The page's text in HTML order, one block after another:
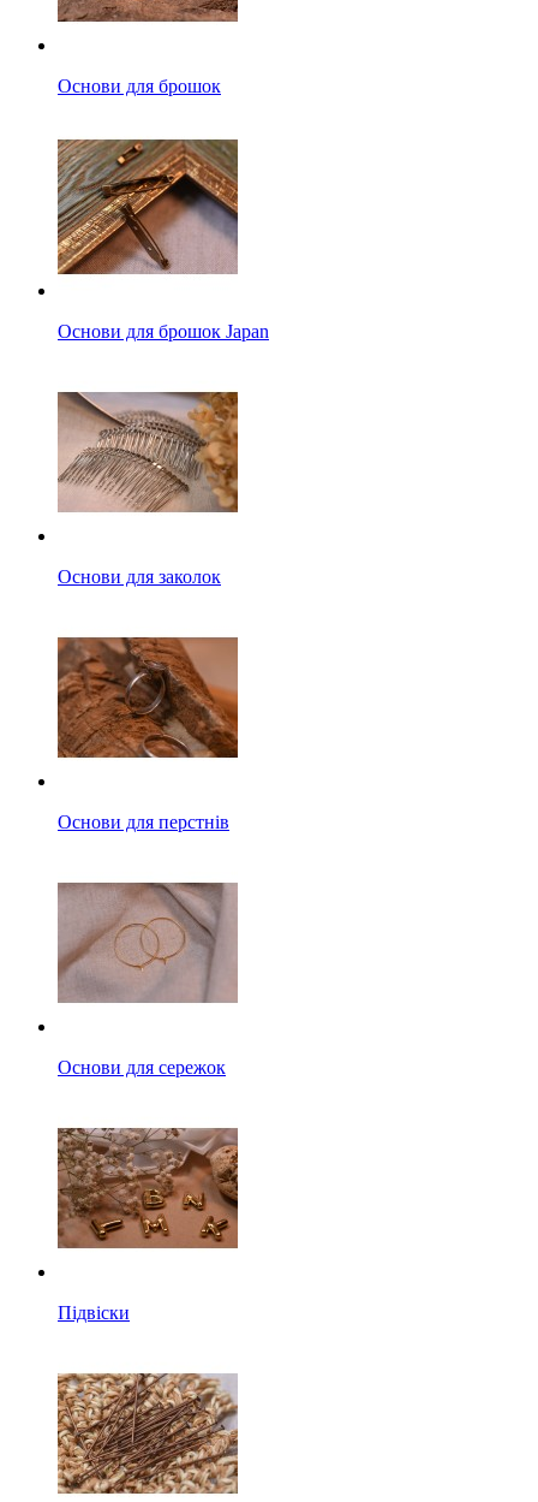
Основи для брошок
Основи для брошок Japan
Основи для заколок
Основи для перстнів
Основи для сережок
Підвіски